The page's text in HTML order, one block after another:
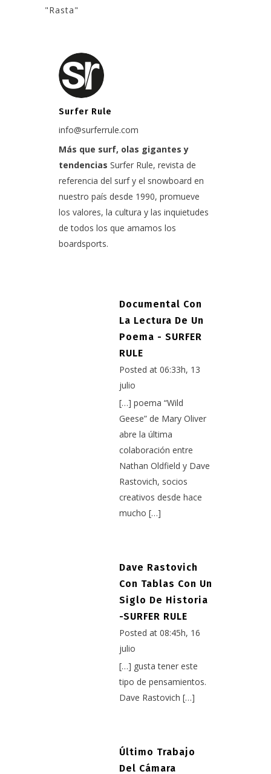
"Rasta"
Surfer Rule
info@surferrule.com
Más que surf, olas gigantes y
tendencias Surfer Rule, revista de
referencia del surf y el snowboard en
nuestro país desde 1990, promueve
los valores, la cultura y las inquietudes
de todos los que amamos los
boardsports.
Documental Con
La Lectura De Un
Poema - SURFER
RULE
Posted at 06:33h, 13
julio
[…] poema “Wild
Geese” de Mary Oliver
abre la última
colaboración entre
Nathan Oldfield y Dave
Rastovich, socios
creativos desde hace
mucho […]
Dave Rastovich
Con Tablas Con Un
Siglo De Historia
-SURFER RULE
Posted at 08:45h, 16
julio
[…] gusta tener este
tipo de pensamientos.
Dave Rastovich […]
Último Trabajo
Del Cámara